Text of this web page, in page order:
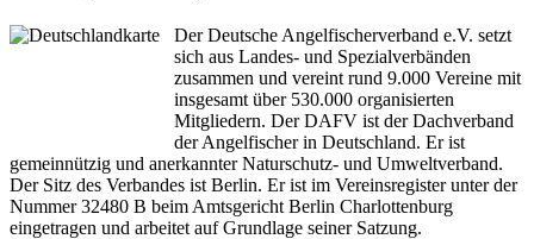
Der Deutsche Angelfischerverband e.V. setzt
sich aus Landes- und Spezialverbänden
zusammen und vereint rund 9.000 Vereine mit
insgesamt über 530.000 organisierten
Mitgliedern. Der DAFV ist der Dachverband
der Angelfischer in Deutschland. Er ist
gemeinnützig und anerkannter Naturschutz- und Umweltverband.
Der Sitz des Verbandes ist Berlin. Er ist im Vereinsregister unter der
Nummer 32480 B beim Amtsgericht Berlin Charlottenburg
eingetragen und arbeitet auf Grundlage seiner Satzung.